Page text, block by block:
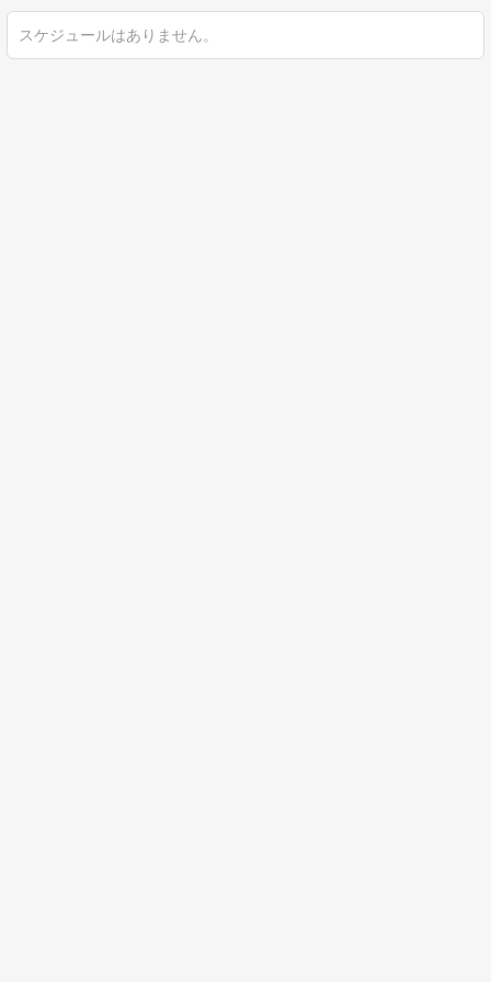
スケジュールはありません。